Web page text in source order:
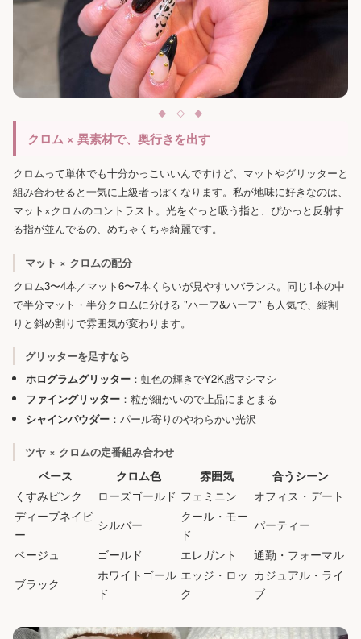
クロム × 異素材で、奥行きを出す
クロムって単体でも十分かっこいいんですけど、マットやグリッターと
組み合わせると一気に上級者っぽくなります。私が地味に好きなのは、
マット×クロムのコントラスト。光をぐっと吸う指と、ぴかっと反射す
る指が並んでるの、めちゃくちゃ綺麗です。
マット × クロムの配分
クロム3〜4本／マット6〜7本くらいが見やすいバランス。同じ1本の中
で半分マット・半分クロムに分ける "ハーフ&ハーフ" も人気で、縦割
りと斜め割りで雰囲気が変わります。
グリッターを足すなら
ホログラムグリッター：虹色の輝きでY2K感マシマシ
ファイングリッター：粒が細かいので上品にまとまる
シャインパウダー：パール寄りのやわらかい光沢
ツヤ × クロムの定番組み合わせ
ベース クロム色 雰囲気
合うシーン
くすみピンク
ローズゴールド フェミニン
オフィス・デート
ディープネイビ
ー
シルバー
クール・モー
ド
パーティー
ベージュ
ゴールド エレガント
通勤・フォーマル
ブラック
ホワイトゴール
ド
エッジ・ロッ
ク
カジュアル・ライ
ブ